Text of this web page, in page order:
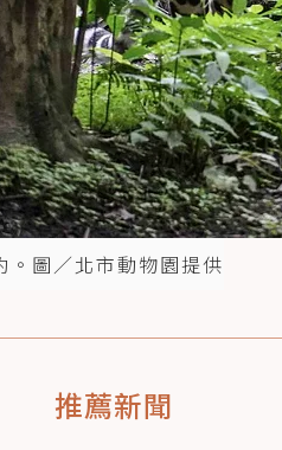
。圖／北市動物園提供
推薦新聞